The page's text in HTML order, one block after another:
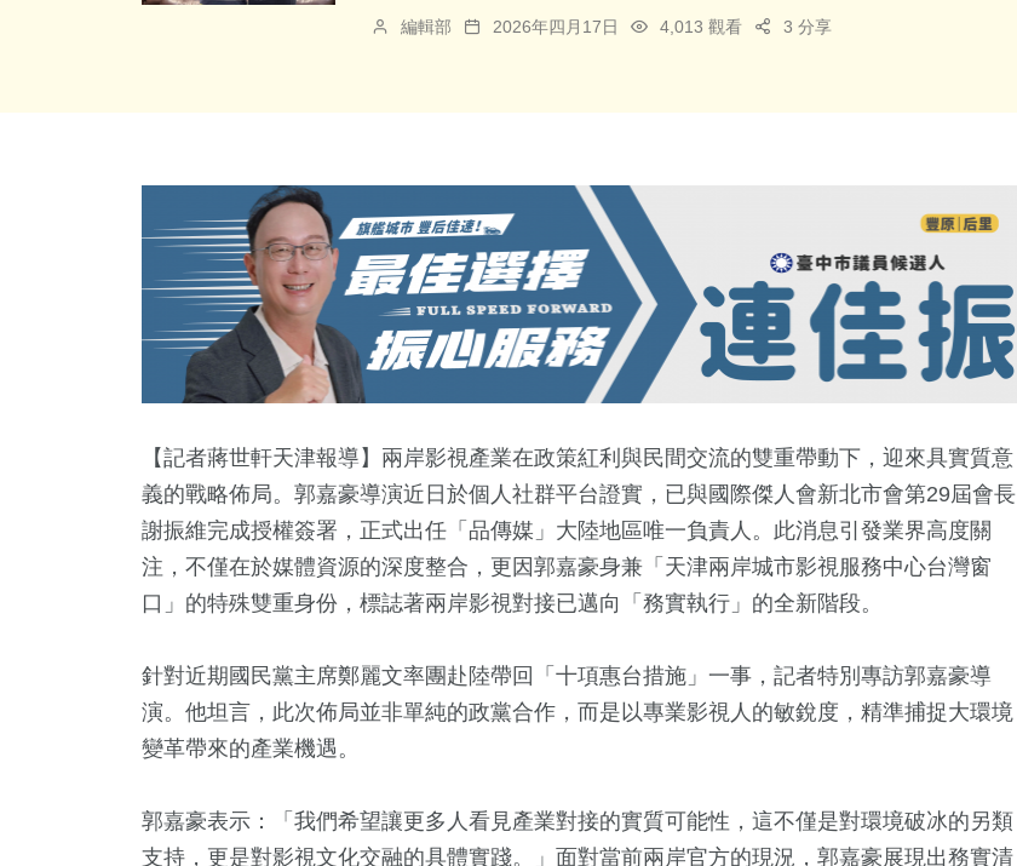
編輯部 2026年四月17日 4,013 觀看 3 分享
【記者蔣世軒天津報導】兩岸影視產業在政策紅利與民間交流的雙重帶動下，迎來具實質意
義的戰略佈局。郭嘉豪導演近日於個人社群平台證實，已與國際傑人會新北市會第29屆會長
謝振維完成授權簽署，正式出任「品傳媒」大陸地區唯一負責人。此消息引發業界高度關
注，不僅在於媒體資源的深度整合，更因郭嘉豪身兼「天津兩岸城市影視服務中心台灣窗
口」的特殊雙重身份，標誌著兩岸影視對接已邁向「務實執行」的全新階段。
針對近期國民黨主席鄭麗文率團赴陸帶回「十項惠台措施」一事，記者特別專訪郭嘉豪導
演。他坦言，此次佈局並非單純的政黨合作，而是以專業影視人的敏銳度，精準捕捉大環境
變革帶來的產業機遇。
郭嘉豪表示：「我們希望讓更多人看見產業對接的實質可能性，這不僅是對環境破冰的另類
支持，更是對影視文化交融的具體實踐。」面對當前兩岸官方的現況，郭嘉豪展現出務實清
+
評論
1+
福建林公信俗文
化專區
332+ 290 +
2+
兩岸佛教文化交
流專區
35+ 0+ 184+
97+ 8+